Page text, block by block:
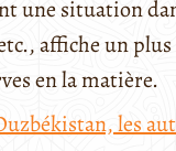
une situation
affiche un
en la matière.
les